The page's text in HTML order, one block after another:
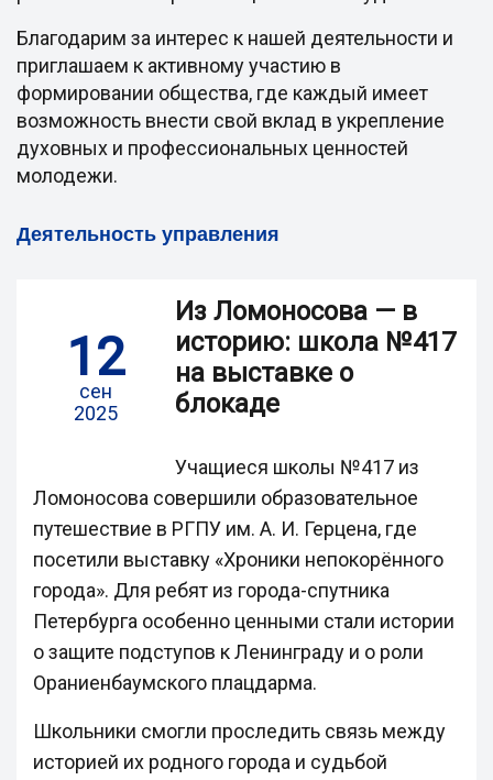
Благодарим за интерес к нашей деятельности и
приглашаем к активному участию в
формировании общества, где каждый имеет
возможность внести свой вклад в укрепление
духовных и профессиональных ценностей
молодежи.
Деятельность управления
12
сен
2025
Из Ломоносова — в
историю: школа №417
на выставке о
блокаде
Учащиеся школы №417 из
Ломоносова совершили образовательное
путешествие в РГПУ им. А. И. Герцена, где
посетили выставку «Хроники непокорённого
города». Для ребят из города-спутника
Петербурга особенно ценными стали истории
о защите подступов к Ленинграду и о роли
Ораниенбаумского плацдарма.
Школьники смогли проследить связь между
историей их родного города и судьбой